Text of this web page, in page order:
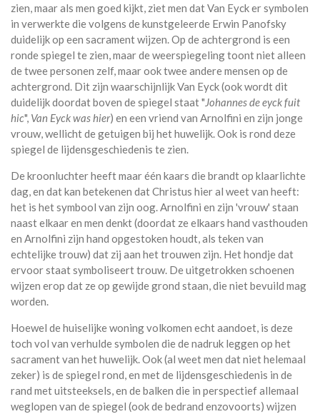
zien, maar als men goed kijkt, ziet men dat Van Eyck er symbolen
in verwerkte die volgens de kunstgeleerde Erwin Panofsky
duidelijk op een sacrament wijzen. Op de achtergrond is een
ronde spiegel te zien, maar de weerspiegeling toont niet alleen
de twee personen zelf, maar ook twee andere mensen op de
achtergrond. Dit zijn waarschijnlijk Van Eyck (ook wordt dit
duidelijk doordat boven de spiegel staat "Johannes de eyck fuit
hic", Van Eyck was hier) en een vriend van Arnolfini en zijn jonge
vrouw, wellicht de getuigen bij het huwelijk. Ook is rond deze
spiegel de lijdensgeschiedenis te zien.
De kroonluchter heeft maar één kaars die brandt op klaarlichte
dag, en dat kan betekenen dat Christus hier al weet van heeft:
het is het symbool van zijn oog. Arnolfini en zijn 'vrouw' staan
naast elkaar en men denkt (doordat ze elkaars hand vasthouden
en Arnolfini zijn hand opgestoken houdt, als teken van
echtelijke trouw) dat zij aan het trouwen zijn. Het hondje dat
ervoor staat symboliseert trouw. De uitgetrokken schoenen
wijzen erop dat ze op gewijde grond staan, die niet bevuild mag
worden.
Hoewel de huiselijke woning volkomen echt aandoet, is deze
toch vol van verhulde symbolen die de nadruk leggen op het
sacrament van het huwelijk. Ook (al weet men dat niet helemaal
zeker) is de spiegel rond, en met de lijdensgeschiedenis in de
rand met uitsteeksels, en de balken die in perspectief allemaal
weglopen van de spiegel (ook de bedrand enzovoorts) wijzen